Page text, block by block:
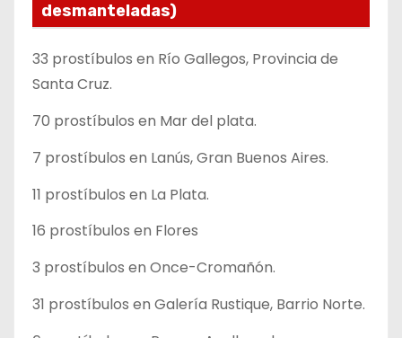
desmanteladas)
33 prostíbulos en Río Gallegos, Provincia de
Santa Cruz.
70 prostíbulos en Mar del plata.
7 prostíbulos en Lanús, Gran Buenos Aires.
11 prostíbulos en La Plata.
16 prostíbulos en Flores
3 prostíbulos en Once-Cromañón.
31 prostíbulos en Galería Rustique, Barrio Norte.